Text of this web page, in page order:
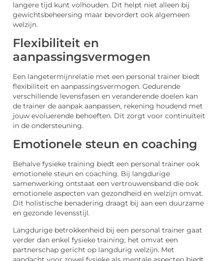
langere tijd kunt volhouden. Dit helpt niet alleen bij
gewichtsbeheersing maar bevordert ook algemeen
welzijn.
Flexibiliteit en
aanpassingsvermogen
Een langetermijnrelatie met een personal trainer biedt
flexibiliteit en aanpassingsvermogen. Gedurende
verschillende levensfasen en veranderende doelen kan
de trainer de aanpak aanpassen, rekening houdend met
jouw evoluerende behoeften. Dit zorgt voor continuïteit
in de ondersteuning.
Emotionele steun en coaching
Behalve fysieke training biedt een personal trainer ook
emotionele steun en coaching. Bij langdurige
samenwerking ontstaat een vertrouwensband die ook
emotionele aspecten van gezondheid en welzijn omvat.
Dit holistische benadering draagt bij aan een duurzame
en gezonde levensstijl.
Langdurige betrokkenheid bij een personal trainer gaat
verder dan enkel fysieke training; het omvat een
partnerschap gericht op langdurig welzijn. Met
aandacht voor zowel fysieke als mentale aspecten biedt